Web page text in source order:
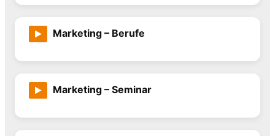
Marketing – Berufe
Marketing – Seminar